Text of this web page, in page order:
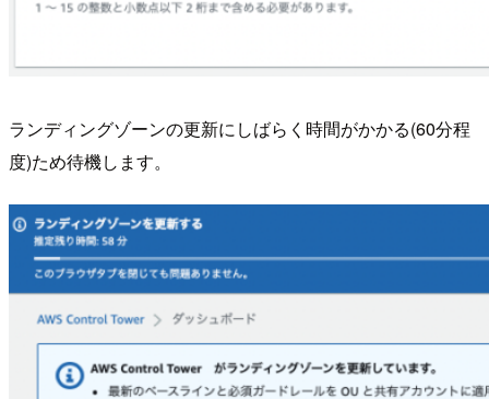
ランディングゾーンの更新にしばらく時間がかかる(60分程
度)ため待機します。